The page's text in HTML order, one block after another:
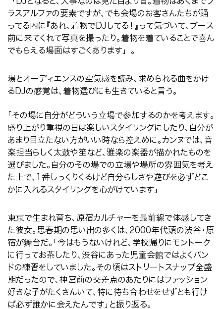
ラスアルファの要素ですが、でも会場のお客さんたちが踊
ってる内に『あれ、着物でDJしてる！』って気づいて、ブース
前に来てくれて写真を撮ったり。着物を着ていることで喜ん
でもらえる場面はすごくあります」。
場とオーディエンスの空気感を読み、求められる曲をかけ
る DJの感覚は、着物選びにも生きていると言う。
「その場に自分がどういう立場で参加するのかを考えます。
盛り上がり重視の日は楽しいスタイリングにしたり、自分が
あまり目立たない方がいい時なら控えめに。カンヌでは、音
楽担当らしく太鼓や笙など、雅楽の楽器が描かれたものを
選びました。自分のその場での立場や場所の雰囲気を考え
た上で、 1 番しっくりくるけど自分らしさや遊びを必ずどこ
かに入れるスタイリングを心がけています」
東京で生まれ育ち、原宿カルチャーを最前線で体感してき
た彼女。思春期の思い出の多くは、 2000年代頭の渋谷・原
宿が舞台だ。「今はもうないけれど、学校帰りにモントーク
に行ってお茶したり、渋谷にあった児童会館ではよくバン
ドの練習をしていました。その頃はストリートスナップ全盛
期だったので、神宮前の交差点のあたりにはファッション
好きな子がたくさんいて、特に待ち合わせをせずとも行け
ば必ず誰かに会えたんです」と振り返る。